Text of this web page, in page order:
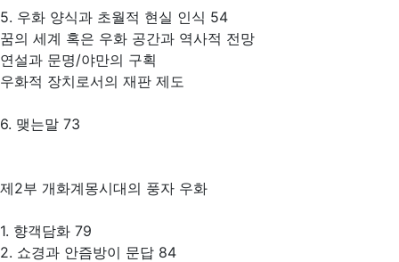
5. 우화 양식과 초월적 현실 인식 54
꿈의 세계 혹은 우화 공간과 역사적 전망
연설과 문명/야만의 구획
우화적 장치로서의 재판 제도
6. 맺는말 73
제2부 개화계몽시대의 풍자 우화
1. 향객담화 79
2. 쇼경과 안즘방이 문답 84